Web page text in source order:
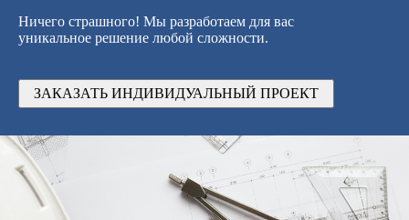
Ничего страшного! Мы разработаем для вас
уникальное решение любой сложности.
ЗАКАЗАТЬ ИНДИВИДУАЛЬНЫЙ ПРОЕКТ